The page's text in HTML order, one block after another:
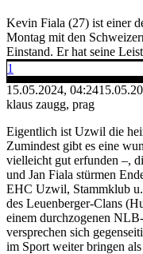
Kevin Fiala (27) ist einer
Montag mit den
Einstand. Er hat seine
1
15.05.2024, 04:24
klaus zaugg, prag
Eigentlich ist Uzwil die
Zumindest gibt es eine
vielleicht gut erfunden –,
und Jan Fiala stürmen
EHC Uzwil, Stammklub
des Leuenberger-Clans
einem durchzogenen
versprechen sich
im Sport weiter bringen